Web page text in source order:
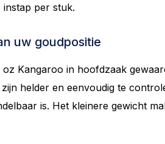
instap per stuk.
uw goudpositie
Kangaroo in hoofdzaak
helder en eenvoudig te
is. Het kleinere gewicht